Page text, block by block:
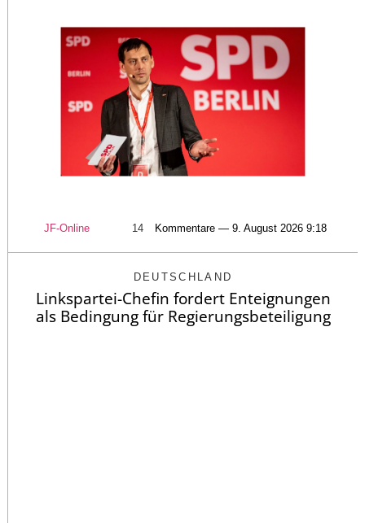
JF-Online 14 Kommentare — 9. August 2026 9:18
DEUTSCHLAND
Linkspartei-Chefin fordert Enteignungen
als Bedingung für Regierungsbeteiligung